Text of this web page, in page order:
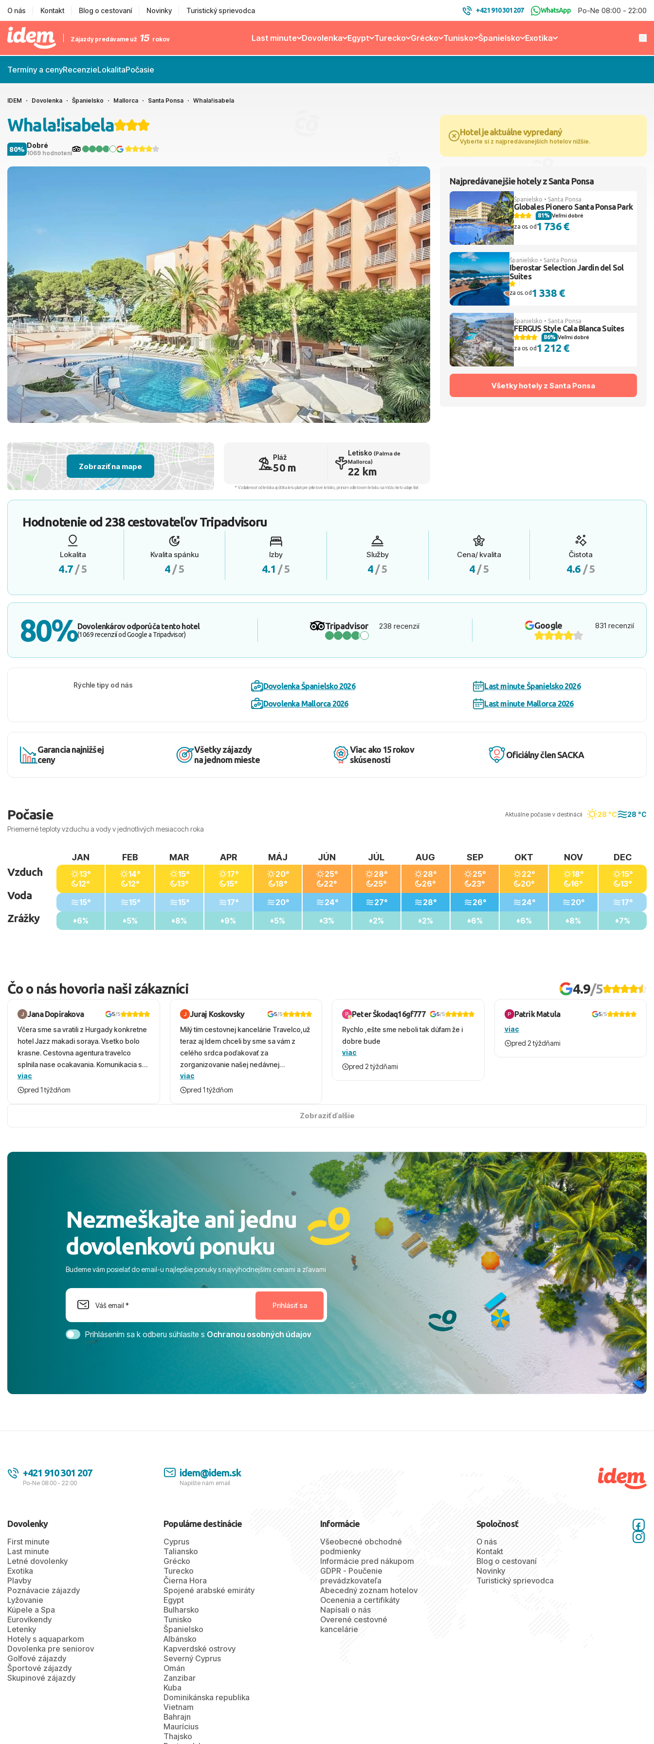
O nás Kontakt Blog o cestovaní Novinky Turistický sprievodca +421 910 301 207 WhatsApp Po-Ne 08:00 - 22:00
Zájazdy predávame už 15 rokov Last minute Dovolenka Egypt Turecko Grécko Tunisko Španielsko Exotika
Termíny a cenyRecenzieLokalitaPočasie
IDEM Dovolenka Španielsko Mallorca Santa Ponsa Whala!isabela
Whala!isabela
Dobré
1069 hodnotení
80%
Hotel je aktuálne vypredaný
Vyberte si z najpredávanejších hotelov nižšie.
Najpredávanejšie hotely z Santa Ponsa
Španielsko • Santa Ponsa
Globales Pionero Santa Ponsa Park
Veľmi dobré
81%
za os. od1 736 €
Španielsko • Santa Ponsa
Iberostar Selection Jardin del Sol
Suites
za os. od 1 338 €
Španielsko • Santa Ponsa
FERGUS Style Cala Blanca Suites
Veľmi dobré
86%
za os. od1 212 €
Všetky hotely z Santa Ponsa
Zobraziť na mape
Pláž
50 m
Letisko(Palma de
Mallorca)
22 km
* Vzdialenosť od letiska aj dľžka letu platí pre príletové letisko, pri inom odletovom letisku sa môžu tieto údaje líšiť.
Hodnotenie od 238 cestovateľovTripadvisoru
Lokalita
4.7 / 5
Kvalita spánku
4 / 5
Izby
4.1 / 5
Služby
4 / 5
Cena/ kvalita
4 / 5
Čistota
4.6 / 5
80%Dovolenkárov odporúča tento hotel
(1069 recenzií od Google a Tripadvisor)
Tripadvisor 238 recenzií Google 831 recenzií
Rýchle tipy od nás Dovolenka Španielsko 2026
Last minute Španielsko 2026
Dovolenka Mallorca 2026
Last minute Mallorca 2026
Garancia najnižšej
ceny
Všetky zájazdy
na jednom mieste
Viac ako 15 rokov
skúseností
Oficiálny člen SACKA
Počasie
Priemerné teploty vzduchu a vody v jednotlivých mesiacoch roka
Aktuálne počasie v destinácii 28 °C 28 °C
Vzduch
Voda
Zrážky
JAN
13°
12°
15°
6%
FEB
14°
12°
15°
5%
MAR
15°
13°
15°
8%
APR
17°
15°
17°
9%
MÁJ
20°
18°
20°
5%
JÚN
25°
22°
24°
3%
JÚL
28°
25°
27°
2%
AUG
28°
26°
28°
2%
SEP
25°
23°
26°
6%
OKT
22°
20°
24°
6%
NOV
18°
16°
20°
8%
DEC
15°
13°
17°
7%
Čo o nás hovoria naši zákazníci 4.9/5
Jana Dopirakova 5/5
Včera sme sa vratili z Hurgady konkretne
hotel Jazz makadi soraya. Vsetko bolo
krasne. Cestovna agentura travelco
splnila nase ocakavania. Komunikacia s
panom Michalinom uzasna a napomocna.
Vsetko vysvetlil aj vo vecernych hodinach
viac
pred 1 týždňom
Juraj Koskovsky 5/5
Milý tím cestovnej kancelárie Travelco,už
teraz aj Idem chceli by sme sa vám z
celého srdca poďakovať za
zorganizovanie našej nedávnej
dovolenky v Turecku. Vďaka vám sme
prežili nádherný čas, na ktorý budeme
čierneho! ​Čo nás dostalo najviac: ​Skvelé
ochotní a starostliví ľudia. ​Gastro zážitok:
celého dňa. ​Areál a pláž: Nádherné, čisté
prostredie, veľa zelene a udržiavaná pláž
s pozvoľným vstupom do mora a teple
more. ​Program: Skvelé animácie a
na moment nenudil, no zároveň bol
dostatok priestoru na dokonalý relax. ​
Magic Life Jacaranda môžeme s čistým
svedomím odporučiť každému, kto hľadá
bezstarostnú dovolenku na vysokej
úrovni. Všetko bolo zabezpečené na
tešíme, kam s nami vyrazíte nabudúce!
Ďakujeme za skvelé spomienky. ​S
pozdravom a prianím mnohých ďalších
viac
pred 1 týždňom
Peter Škodaq16gf777 5/5
Rychlo ,ešte sme neboli tak dúfam že i
dobre bude
viac
pred 2 týždňami
Patrik Matula 5/5
viac
pred 2 týždňami
Zobraziť ďalšie
Nezmeškajte ani jednu
dovolenkovú ponuku
Budeme vám posielať do email-u najlepšie ponuky s najvýhodnejšími cenami a zľavami
Prihlásením sa k odberu súhlasíte s Ochranou osobných údajov
+421 910 301 207
Po-Ne 08:00 - 22:00
idem@idem.sk
Napíšte nám email
Dovolenky
First minute
Last minute
Letné dovolenky
Exotika
Plavby
Poznávacie zájazdy
Lyžovanie
Kúpele a Spa
Eurovíkendy
Letenky
Hotely s aquaparkom
Dovolenka pre seniorov
Golfové zájazdy
Športové zájazdy
Skupinové zájazdy
Populárne destinácie
Cyprus
Taliansko
Grécko
Turecko
Čierna Hora
Spojené arabské emiráty
Egypt
Bulharsko
Tunisko
Španielsko
Albánsko
Kapverdské ostrovy
Severný Cyprus
Omán
Zanzibar
Kuba
Dominikánska republika
Vietnam
Bahrajn
Maurícius
Thajsko
Informácie
Všeobecné obchodné
podmienky
Informácie pred nákupom
GDPR - Poučenie
prevádzkovateľa
Abecedný zoznam hotelov
Ocenenia a certifikáty
Napísali o nás
Overené cestovné
kancelárie
Spoločnosť
O nás
Kontakt
Blog o cestovaní
Novinky
Turistický sprievodca